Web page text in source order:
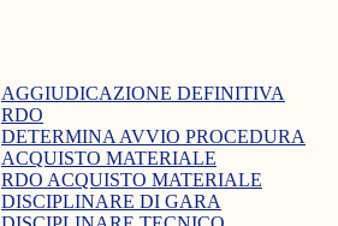
AGGIUDICAZIONE DEFINITIVA
RDO
DETERMINA AVVIO PROCEDURA
ACQUISTO MATERIALE
RDO ACQUISTO MATERIALE
DISCIPLINARE DI GARA